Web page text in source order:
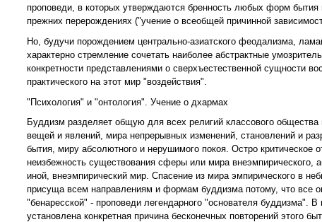
проповеди, в которых утверждаются бренность любых форм бытия
прежних перерождениях ("учение о всеобщей причинной
Но, будучи порождением центрально-азиатского феодализма,
характерно стремление сочетать наиболее абстрактные
конкретности представлениями о сверхъестественной сущности
практического на этот мир "воздействия".
"Психология" и "онтология". Учение о дхармах
Буддизм разделяет общую для всех религий классового
вещей и явлений, мира непрерывных изменений, становлений и
бытия, миру абсолютного и нерушимого покоя. Остро
неизбежность существования сферы или мира
иной, внеэмпирический мир. Спасение из мира эмпирического в
присуща всем направлениям и формам буддизма потому, что все
"бенаресской" - проповеди легендарного "основателя буддизма".
установлена конкретная причина бесконечных повторений этого